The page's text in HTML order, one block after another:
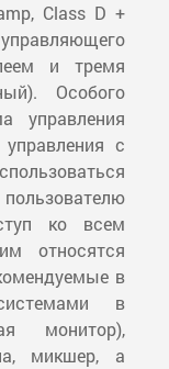
Class D +
и тремя
Особого
управления
с
ко всем
относятся
в
в
монитор),
микшер, а